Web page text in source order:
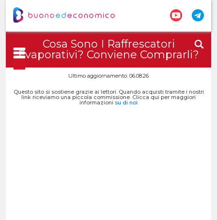
Cosa Sono I Raffrescatori
Evaporativi? Conviene Comprarli?
Ultimo aggiornamento: 06.08.26
Questo sito si sostiene grazie ai lettori. Quando acquisti tramite i nostri
link riceviamo una piccola commissione. Clicca qui per maggiori
informazioni su di noi